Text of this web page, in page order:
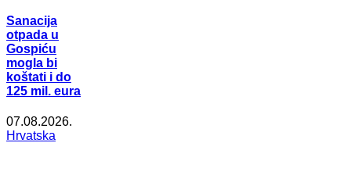
Sanacija
otpada u
Gospiću
mogla bi
koštati i do
125 mil. eura
07.08.2026.
Hrvatska